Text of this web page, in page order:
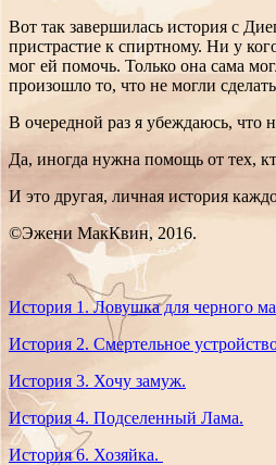
Вот так завершилась история с
пристрастие к спиртному. Ни у
мог ей помочь. Только она сама
произошло то, что не могли
В очередной раз я убеждаюсь, что
Да, иногда нужна помощь от тех,
И это другая, личная история
©Эжени МакКвин, 2016.
История 1. Ловушка для черного
История 2. Смертельное
История 3. Хочу замуж.
История 4. Подселенный Лама.
История 6. Хозяйка.